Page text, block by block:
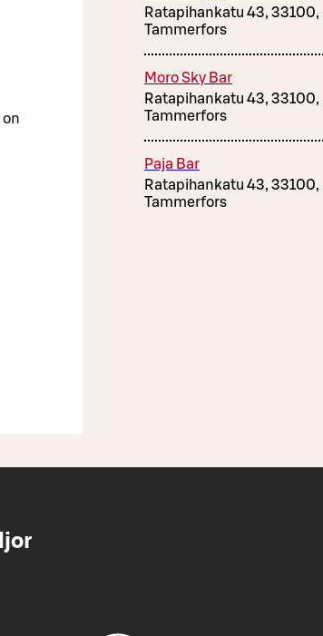
Ratapihankatu 43, 33100,
Tammerfors
Moro Sky Bar
Ratapihankatu 43, 33100,
Tammerfors
Paja Bar
Ratapihankatu 43, 33100,
Tammerfors